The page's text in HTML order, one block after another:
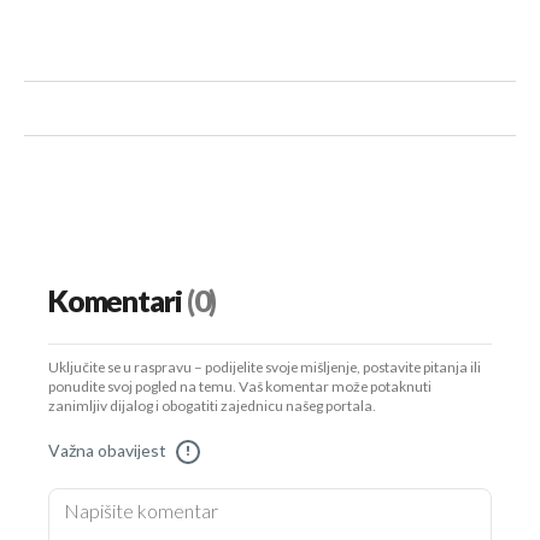
Komentari(0)
Uključite se u raspravu – podijelite svoje mišljenje, postavite pitanja ili
ponudite svoj pogled na temu. Vaš komentar može potaknuti
zanimljiv dijalog i obogatiti zajednicu našeg portala.
Važna obavijest !